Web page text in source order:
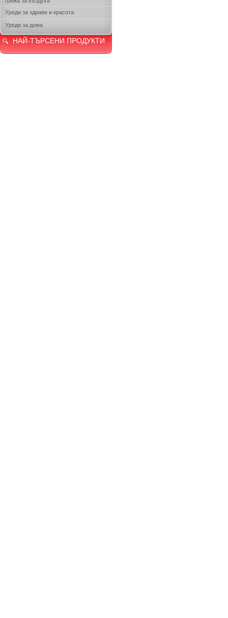
Уреди за здраве и красота
Уреди за дома
НАЙ-ТЪРСЕНИ ПРОДУКТИ